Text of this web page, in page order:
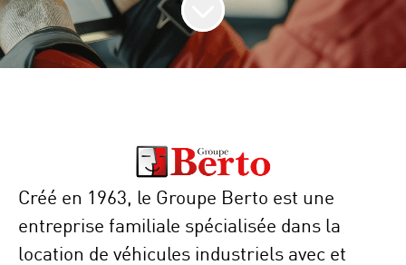
Créé en 1963, le Groupe Berto est une
entreprise familiale spécialisée dans la
location de véhicules industriels avec et